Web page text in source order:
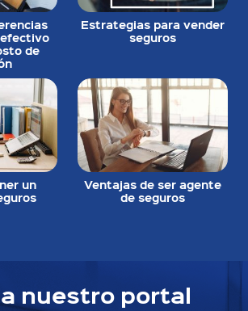
de
Estrategias para vender
seguros
un
Ventajas de ser agente
de seguros
nuestro portal